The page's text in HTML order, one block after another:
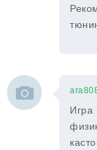
Игра